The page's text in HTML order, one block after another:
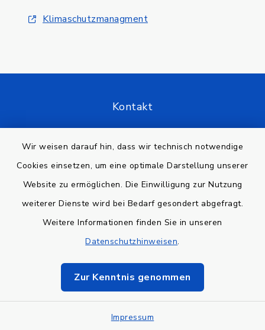
Wir weisen darauf hin, dass wir technisch notwendige
Cookies einsetzen, um eine optimale Darstellung unserer
Website zu ermöglichen. Die Einwilligung zur Nutzung
weiterer Dienste wird bei Bedarf gesondert abgefragt.
Weitere Informationen finden Sie in unseren
Datenschutzhinweisen.
Zur Kenntnis genommen
Impressum
Klimaschutzmanagment
Kontakt
Datenschutz
Impressum
Sitemap
Cookie-Einstellungen